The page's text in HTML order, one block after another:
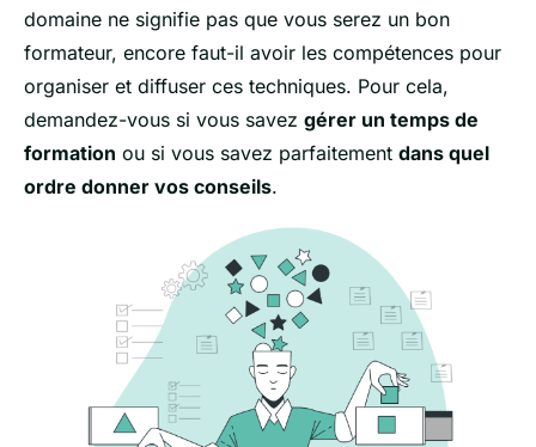
domaine ne signifie pas que vous serez un bon
formateur, encore faut-il avoir les compétences pour
organiser et diffuser ces techniques. Pour cela,
demandez-vous si vous savez gérer un temps de
formation ou si vous savez parfaitement dans quel
ordre donner vos conseils.